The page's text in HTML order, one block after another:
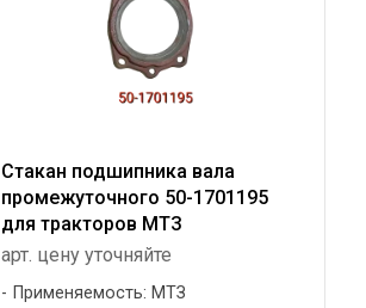
Стакан подшипника вала
промежуточного 50-1701195
для тракторов МТЗ
арт. цену уточняйте
Применяемость: МТЗ